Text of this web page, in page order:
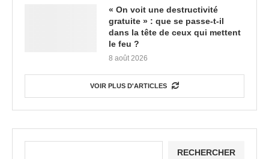
« On voit une destructivité
gratuite » : que se passe-t-il
dans la tête de ceux qui mettent
le feu ?
8 août 2026
VOIR PLUS D'ARTICLES
RECHERCHER